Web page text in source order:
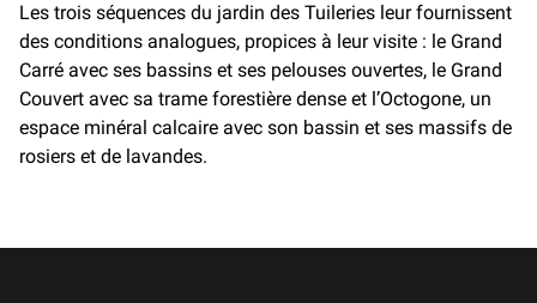
Les trois séquences du jardin des Tuileries leur fournissent
des conditions analogues, propices à leur visite : le Grand
Carré avec ses bassins et ses pelouses ouvertes, le Grand
Couvert avec sa trame forestière dense et l’Octogone, un
espace minéral calcaire avec son bassin et ses massifs de
rosiers et de lavandes.